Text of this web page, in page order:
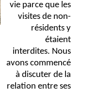
vie parce que les
visites de non-
résidents y
étaient
interdites. Nous
avons commencé
à discuter de la
relation entre ses